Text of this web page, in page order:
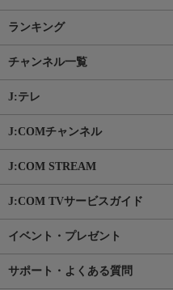
ランキング
チャンネル一覧
J:テレ
J:COMチャンネル
J:COM STREAM
J:COM TVサービスガイド
イベント・プレゼント
サポート・よくある質問